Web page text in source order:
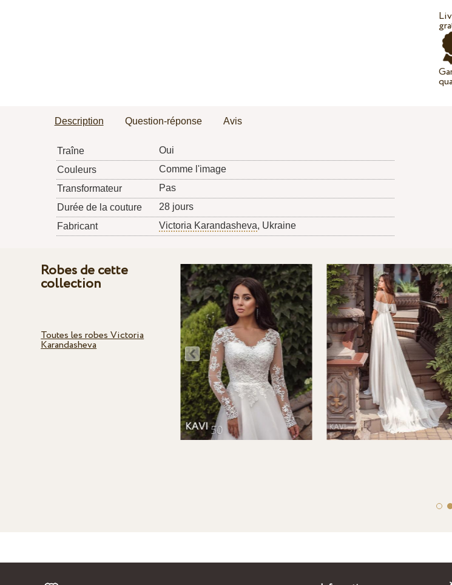
Description Question-réponse Avis
Traîne
Oui
Couleurs
Comme l'image
Transformateur
Pas
Durée de la couture
28 jours
Fabricant
Victoria Karandasheva, Ukraine
Robes de cette
collection
Toutes les robes Victoria
Karandasheva